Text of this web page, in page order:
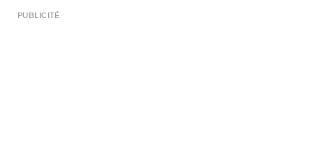
PUBLICITÉ